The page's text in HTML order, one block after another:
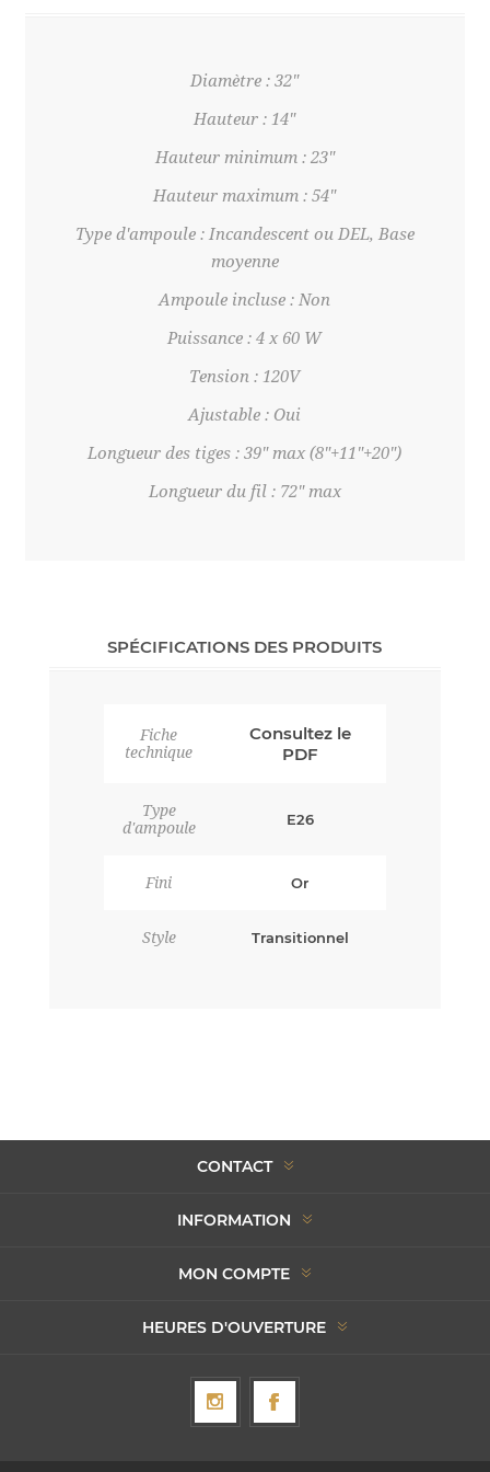
Diamètre : 32"
Hauteur : 14"
Hauteur minimum : 23"
Hauteur maximum : 54"
Type d'ampoule : Incandescent ou DEL, Base
moyenne
Ampoule incluse : Non
Puissance : 4 x 60 W
Tension : 120V
Ajustable : Oui
Longueur des tiges : 39" max (8"+11"+20")
Longueur du fil : 72" max
SPÉCIFICATIONS DES PRODUITS
Fiche
technique
Consultez le
PDF
Type
d'ampoule
E26
Fini Or
Style Transitionnel
CONTACT
INFORMATION
MON COMPTE
HEURES D'OUVERTURE